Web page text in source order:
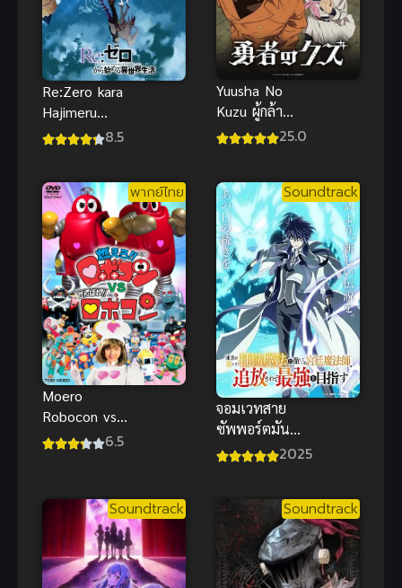
Re:Zero kara
Hajimeru
Isekai
รีเซ็ตชีวิต ฝ่า
วิกฤตต่างโลก
ภาค 3
8.5
Yuusha No
Kuzu ผู้กล้า
สวะ ซับไทย25.0
พากย์ไทย
Moero
Robocon vs
Ganbare
คลาสสิกต่อสู้
เดือด
6.5
Soundtrack
จอมเวทสาย
ซัพพอร์ตมัน
ไม่รุ่ง ภาค 12025
Soundtrack Soundtrack